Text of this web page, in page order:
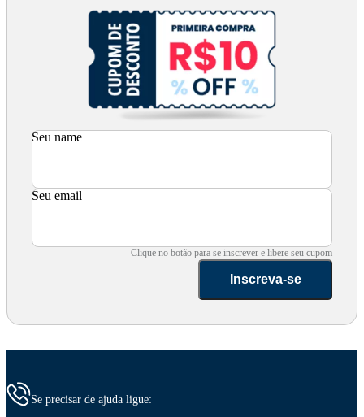
Seu name
Seu email
Clique no botão para se inscrever e libere seu cupom
Inscreva-se
Se precisar de ajuda ligue: